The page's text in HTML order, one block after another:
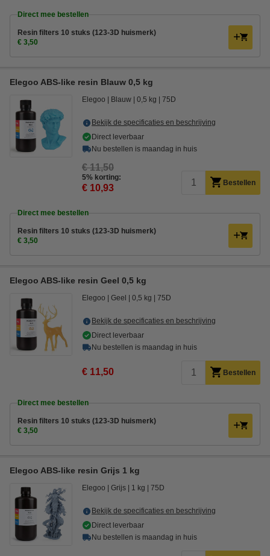
Direct mee bestellen
Resin filters 10 stuks (123-3D huismerk)
€ 3,50
Elegoo ABS-like resin Blauw 0,5 kg
Elegoo Blauw 0,5 kg 75D
Bekijk de specificaties en beschrijving
Direct leverbaar
Nu bestellen is maandag in huis
€ 11,50
5% korting:
€ 10,93 Bestellen
Direct mee bestellen
Resin filters 10 stuks (123-3D huismerk)
€ 3,50
Elegoo ABS-like resin Geel 0,5 kg
Elegoo Geel 0,5 kg 75D
Bekijk de specificaties en beschrijving
Direct leverbaar
Nu bestellen is maandag in huis
€ 11,50 Bestellen
Direct mee bestellen
Resin filters 10 stuks (123-3D huismerk)
€ 3,50
Elegoo ABS-like resin Grijs 1 kg
Elegoo Grijs 1 kg 75D
Bekijk de specificaties en beschrijving
Direct leverbaar
Nu bestellen is maandag in huis